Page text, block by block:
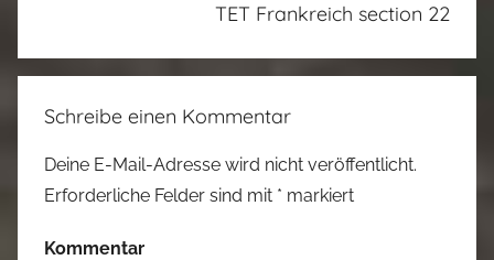
TET Frankreich section 22
Schreibe einen Kommentar
Deine E-Mail-Adresse wird nicht veröffentlicht.
Erforderliche Felder sind mit * markiert
Kommentar